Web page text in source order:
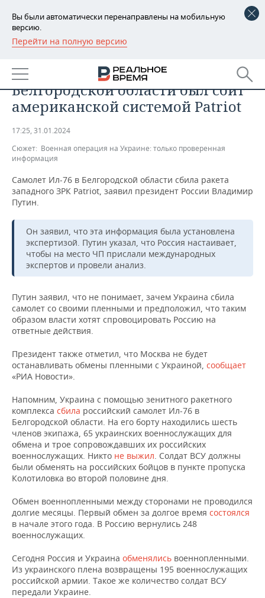
Вы были автоматически перенаправлены на мобильную
версию.
Перейти на полную версию
РЕГИОНЫ
БАШКОРТОСТАН
ТАТАРСТАН
НОВОСТИ
АНАЛИТИКА
ДЕКЛАРАЦИИ О ДОХОДАХ
КОРОЛИ ГОСЗАКАЗА ПФО
ВУЗЫ ТАТАРСТАНА
КОМУ ПРИНАДЛЕЖАТ
ТОРГОВЫЕ ЦЕНТРЫ
ТАТАРСТАНА
НОВОСТИ ЭКОНОМИКИ
ФИНАНСЫ
БАНКИ
БЮДЖЕТ
ИНВЕСТИЦИИ
ПРОМЫШЛЕННОСТЬ
НОВОСТИ
ПРОМЫШЛЕННОСТИ
МАШИНОСТРОЕНИЕ
НЕФТЕХИМИЯ
НЕФТЬ
ОПК
ЭНЕРГЕТИКА
НЕДВИЖИМОСТЬ
НОВОСТИ НЕДВИЖИМОСТИ
АВТО
НОВОСТИ АВТО
БИЗНЕС
НОВОСТИ БИЗНЕСА
ТРАНСПОРТ
ТЕХНОЛОГИИ
IT
ТЕЛЕКОММУНИКАЦИИ
НОВОСТИ МЕРОПРИЯТИЙ
БИЗНЕС-БРАНЧИ
ONLINE-КОНФЕРЕНЦИИ
ОТКРЫТАЯ ЛЕКЦИЯ
СПОРТ
ФУТБОЛ
ХОККЕЙ
БАСКЕТБОЛ
ВОЛЕЙБОЛ
КИБЕРСПОРТ
ФИГУРНОЕ КАТАНИЕ
ВОДНЫЕ ВИДЫ СПОРТА
ХОККЕЙ С МЯЧОМ
НОВОСТИ ОБЩЕСТВА
ВЛАСТЬ
ИНФРАСТРУКТУРА
ИСТОРИЯ
КУЛЬТУРА
МЕДИЦИНА
ОБРАЗОВАНИЕ
ПРОИСШЕСТВИЯ
ФОТОГАЛЕРЕЯ
СЮЖЕТЫ
СПРАВОЧНИК
СПИСОК ПЕРСОН
СПИСОК КОМПАНИЙ
ПОЛНАЯ ВЕРСИЯ
Владимир Путин: Ил-76 в
Белгородской области был сбит
американской системой Patriot
17:25, 31.01.2024
Сюжет: Военная операция на Украине: только проверенная
информация
Самолет Ил-76 в Белгородской области сбила ракета
западного ЗРК Patriot, заявил президент России Владимир
Путин.
Он заявил, что эта информация была установлена
экспертизой. Путин указал, что Россия настаивает,
чтобы на место ЧП прислали международных
экспертов и провели анализ.
Путин заявил, что не понимает, зачем Украина сбила
самолет со своими пленными и предположил, что таким
образом власти хотят спровоцировать Россию на
ответные действия.
Президент также отметил, что Москва не будет
останавливать обмены пленными с Украиной, сообщает
«РИА Новости».
Напомним, Украина с помощью зенитного ракетного
комплекса сбила российский самолет Ил-76 в
Белгородской области. На его борту находились шесть
членов экипажа, 65 украинских военнослужащих для
обмена и трое сопровождавших их российских
военнослужащих. Никто не выжил. Солдат ВСУ должны
были обменять на российских бойцов в пункте пропуска
Колотиловка во второй половине дня.
Обмен военнопленными между сторонами не проводился
долгие месяцы. Первый обмен за долгое время состоялся
в начале этого года. В Россию вернулись 248
военнослужащих.
Сегодня Россия и Украина обменялись военнопленными.
Из украинского плена возвращены 195 военнослужащих
российской армии. Такое же количество солдат ВСУ
передали Украине.